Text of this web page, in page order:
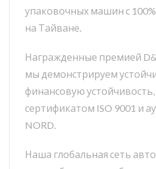
упаковочных машин с
на Тайване.
Награжденные премией
мы демонстрируем
финансовую
сертификатом ISO 9001 и
NORD.
Наша глобальная сеть